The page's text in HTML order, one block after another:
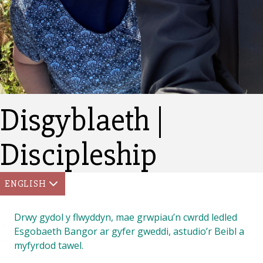
Disgyblaeth |
Discipleship
ENGLISH
Drwy gydol y flwyddyn, mae grwpiau’n cwrdd ledled
Esgobaeth Bangor ar gyfer gweddi, astudio’r Beibl a
myfyrdod tawel.